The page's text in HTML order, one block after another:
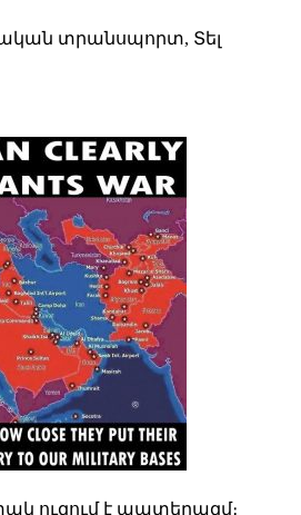
տրանսպորտ, Տել
ուզում է պատերազմ։